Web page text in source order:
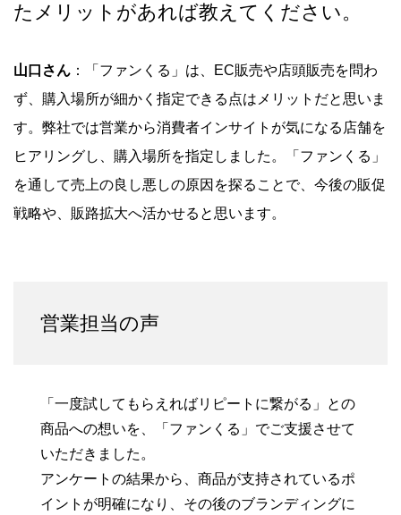
たメリットがあれば教えてください。
山口さん ：「ファンくる」は、EC販売や店頭販売を問わ
ず、購入場所が細かく指定できる点はメリットだと思いま
す。弊社では営業から消費者インサイトが気になる店舗を
ヒアリングし、購入場所を指定しました。「ファンくる」
を通して売上の良し悪しの原因を探ることで、今後の販促
戦略や、販路拡大へ活かせると思います。
営業担当の声
「一度試してもらえればリピートに繋がる」との
商品への想いを、「ファンくる」でご支援させて
いただきました。
アンケートの結果から、商品が支持されているポ
イントが明確になり、その後のブランディングに